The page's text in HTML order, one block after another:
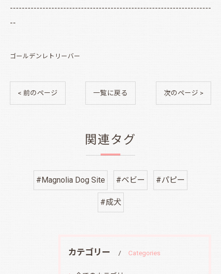
--------------------------------------------------------------------
--
ゴールデンレトリーバー
< 前のページ 一覧に戻る 次のページ >
関連タグ
#Magnolia Dog Site #ベビー #パピー
#成犬
カテゴリー Categories